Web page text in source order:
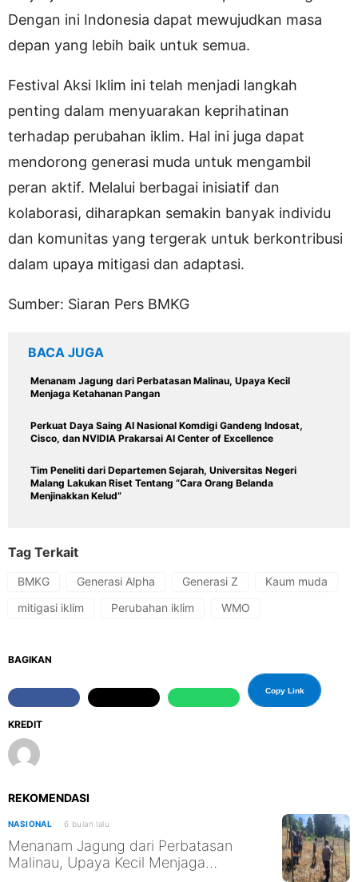
Dengan ini Indonesia dapat mewujudkan masa
depan yang lebih baik untuk semua.
Festival Aksi Iklim ini telah menjadi langkah
penting dalam menyuarakan keprihatinan
terhadap perubahan iklim. Hal ini juga dapat
mendorong generasi muda untuk mengambil
peran aktif. Melalui berbagai inisiatif dan
kolaborasi, diharapkan semakin banyak individu
dan komunitas yang tergerak untuk berkontribusi
dalam upaya mitigasi dan adaptasi.
Sumber: Siaran Pers BMKG
BACA JUGA
Menanam Jagung dari Perbatasan Malinau, Upaya Kecil
Menjaga Ketahanan Pangan
Perkuat Daya Saing AI Nasional Komdigi Gandeng Indosat,
Cisco, dan NVIDIA Prakarsai AI Center of Excellence
Tim Peneliti dari Departemen Sejarah, Universitas Negeri
Malang Lakukan Riset Tentang “Cara Orang Belanda
Menjinakkan Kelud”
Tag Terkait
BMKG Generasi Alpha Generasi Z
Kaum muda
mitigasi iklim
Perubahan iklim WMO
KREDIT
BAGIKAN
Copy Link
REKOMENDASI
NASIONAL 6 bulan lalu
Menanam Jagung dari Perbatasan
Malinau, Upaya Kecil Menjaga